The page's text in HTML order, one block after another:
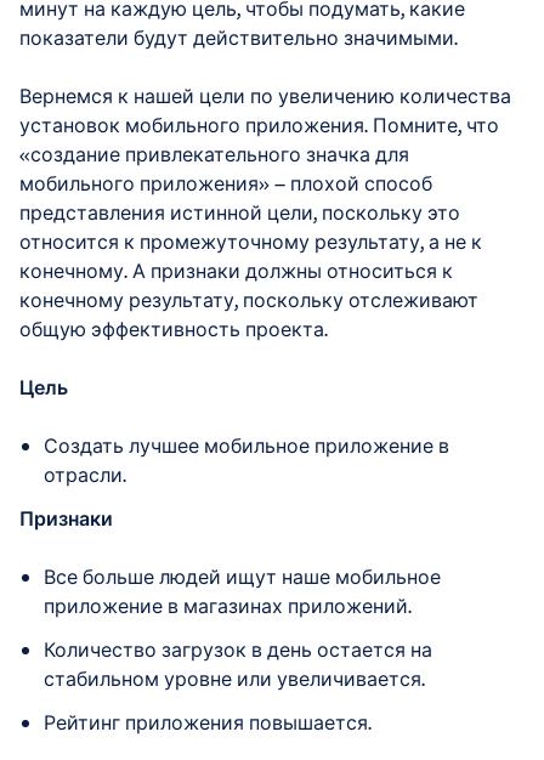
минут на каждую цель, чтобы подумать, какие
показатели будут действительно значимыми.
Вернемся к нашей цели по увеличению количества
установок мобильного приложения. Помните, что
«создание привлекательного значка для
мобильного приложения» — плохой способ
представления истинной цели, поскольку это
относится к промежуточному результату, а не к
конечному. А признаки должны относиться к
конечному результату, поскольку отслеживают
общую эффективность проекта.
Цель
Создать лучшее мобильное приложение в
отрасли.
Признаки
Все больше людей ищут наше мобильное
приложение в магазинах приложений.
Количество загрузок в день остается на
стабильном уровне или увеличивается.
Рейтинг приложения повышается.